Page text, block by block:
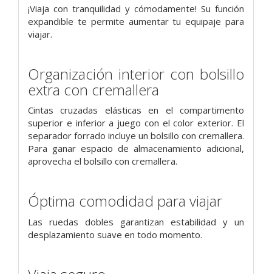
¡Viaja con tranquilidad y cómodamente! Su función
expandible te permite aumentar tu equipaje para
viajar.
Organización interior con bolsillo
extra con cremallera
Cintas cruzadas elásticas en el compartimento
superior e inferior a juego con el color exterior. El
separador forrado incluye un bolsillo con cremallera.
Para ganar espacio de almacenamiento adicional,
aprovecha el bolsillo con cremallera.
Óptima comodidad para viajar
Las ruedas dobles garantizan estabilidad y un
desplazamiento suave en todo momento.